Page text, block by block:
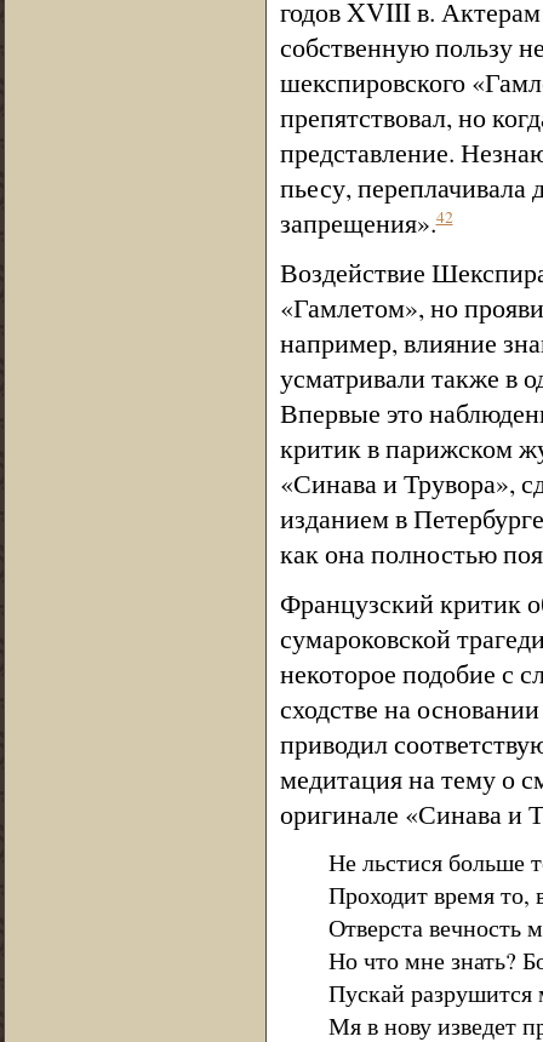
годов XVIII в.
собственную пользу
шекспировского
препятствовал, но
представление.
пьесу, переплачивала
запрещения».42
Воздействие
«Гамлетом», но
например, влияние
усматривали также в
Впервые это
критик в парижском
«Синава и Трувора»,
изданием в
как она полностью
Французский критик
сумароковской
некоторое подобие с
сходстве на
приводил
медитация на тему о
оригинале «Синава и
Не льстися больше
Проходит время то,
Отверста вечность
Но что мне знать?
Пускай разрушится
Мя в нову изведет